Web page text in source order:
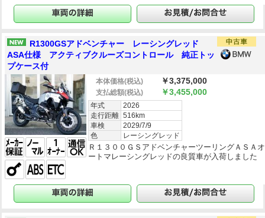
R1300GSアドベンチャー レーシングレッド
ASA仕様 アクティブクルーズコントロール 純正トッ
プケース付
本体価格(税込) ￥3,375,000
支払総額(税込) ￥3,455,000
年式
2026
走行距離 516km
車検
2029/7/9
色
レーシングレッド
Ｒ１３００ＧＳアドベンチャーツーリングＡＳＡオ
ートマレーシングレッドの良質車が入荷しました